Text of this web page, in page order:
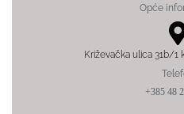
Opće
Križevačka ulica 31b/1
+385 48